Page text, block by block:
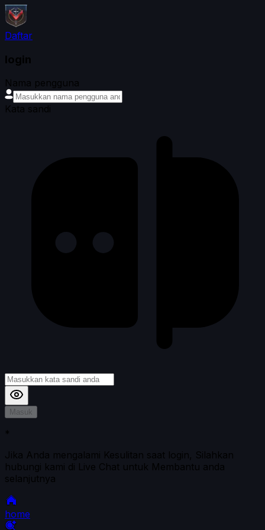
Daftar
login
Nama pengguna
Kata sandi
Masuk
*
Jika Anda mengalami Kesulitan saat login, Silahkan
hubungi kami di Live Chat untuk Membantu anda
selanjutnya
home